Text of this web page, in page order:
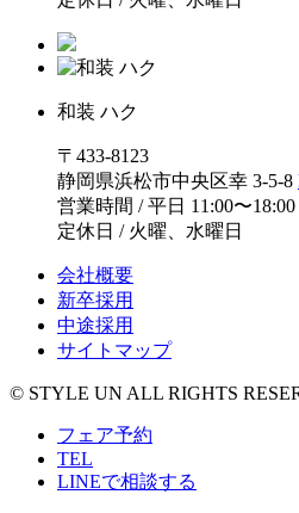
和装 ハク
〒433-8123
静岡県浜松市中央区幸 3-5-8
営業時間 / 平日 11:00〜
定休日 / 火曜、水曜日
会社概要
新卒採用
中途採用
サイトマップ
© STYLE UN ALL RIGHTS
フェア予約
TEL
LINEで相談する